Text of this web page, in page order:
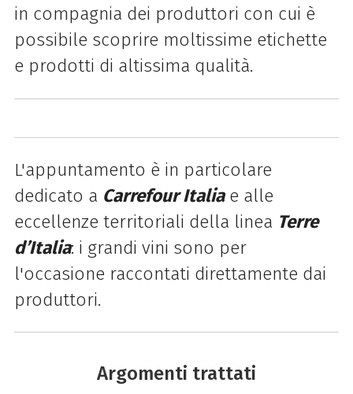
in compagnia dei produttori con cui è
possibile scoprire moltissime etichette
e prodotti di altissima qualità.
L'appuntamento è in particolare
dedicato a Carrefour Italiae alle
eccellenze territoriali della linea Terre
d’Italia: i grandi vini sono per
l'occasione raccontati direttamente dai
produttori.
Argomenti trattati